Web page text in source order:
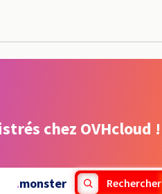
chez OVHcloud !
.monster Rechercher